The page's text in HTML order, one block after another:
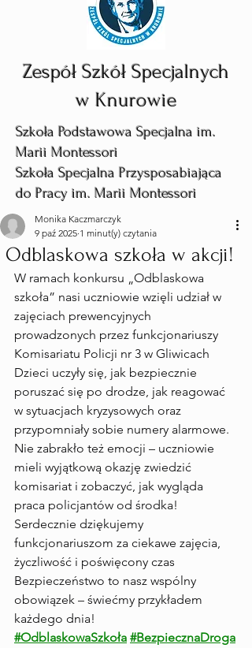
Zespół Szkół Specjalnych
w Knurowie
Szkoła Podstawowa Specjalna im.
Marii Montessori
Szkoła Specjalna Przysposabiająca
do Pracy im. Marii Montessori
Odblaskowa szkoła w akcji!
Monika Kaczmarczyk
9 paź 2025 1 minut(y) czytania
W ramach konkursu „Odblaskowa
szkoła” nasi uczniowie wzięli udział w
zajęciach prewencyjnych
prowadzonych przez funkcjonariuszy
Komisariatu Policji nr 3 w Gliwicach
Dzieci uczyły się, jak bezpiecznie
poruszać się po drodze, jak reagować
w sytuacjach kryzysowych oraz
przypomniały sobie numery alarmowe.
Nie zabrakło też emocji – uczniowie
mieli wyjątkową okazję zwiedzić
komisariat i zobaczyć, jak wygląda
praca policjantów od środka!
Serdecznie dziękujemy
funkcjonariuszom za ciekawe zajęcia,
życzliwość i poświęcony czas
Bezpieczeństwo to nasz wspólny
obowiązek – świećmy przykładem
każdego dnia!
#OdblaskowaSzkoła #BezpiecznaDroga